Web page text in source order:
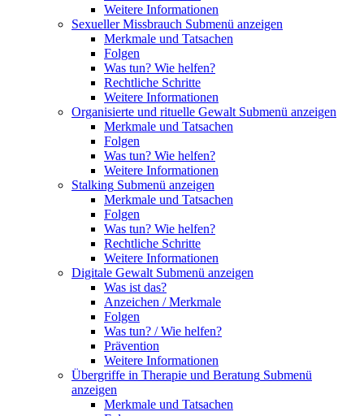
Weitere Informationen
Sexueller Missbrauch Submenü anzeigen
Merkmale und Tatsachen
Folgen
Was tun? Wie helfen?
Rechtliche Schritte
Weitere Informationen
Organisierte und rituelle Gewalt Submenü anzeigen
Merkmale und Tatsachen
Folgen
Was tun? Wie helfen?
Weitere Informationen
Stalking Submenü anzeigen
Merkmale und Tatsachen
Folgen
Was tun? Wie helfen?
Rechtliche Schritte
Weitere Informationen
Digitale Gewalt Submenü anzeigen
Was ist das?
Anzeichen / Merkmale
Folgen
Was tun? / Wie helfen?
Prävention
Weitere Informationen
Übergriffe in Therapie und Beratung Submenü
anzeigen
Merkmale und Tatsachen